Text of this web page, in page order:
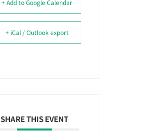
+ Add to Google Calendar
+ iCal / Outlook export
SHARE THIS EVENT